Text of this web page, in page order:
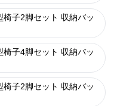
子2脚セット 収納バッ
子4脚セット 収納バッ
子2脚セット 収納バッ